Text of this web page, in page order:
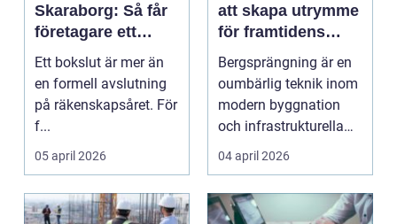
Skaraborg: Så får
företagare ett
tryggt avslut på
året
Ett bokslut är mer än
en formell avslutning
på räkenskapsåret. För
f...
05 april 2026
att skapa utrymme
för framtidens
infrastruktur
Bergsprängning är en
oumbärlig teknik inom
modern byggnation
och infrastrukturella
fr...
04 april 2026